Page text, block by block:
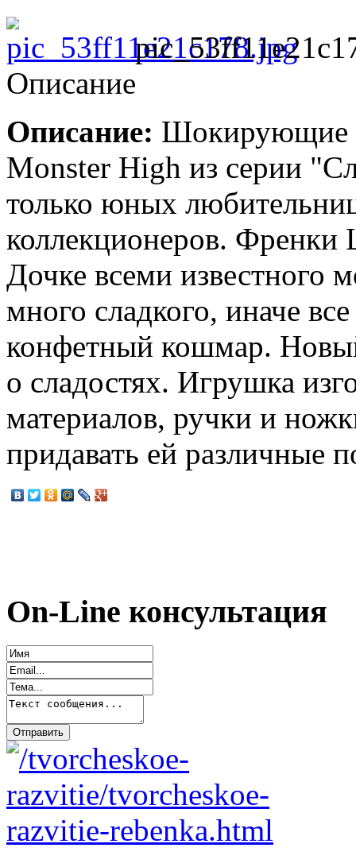
Описание
Описание: Шокирующие
Monster High из серии
только юных
коллекционеров. Френки
Дочке всеми известного
много сладкого, иначе
конфетный кошмар.
о сладостях. Игрушка
материалов, ручки и
придавать ей различные
On-Line консультация